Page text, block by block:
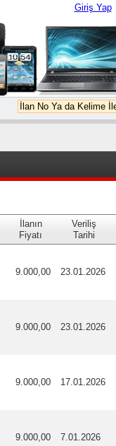
Giriş Yap
İlanın
Fiyatı
Veriliş
Tarihi
9.000,00 23.01.2026
9.000,00 23.01.2026
9.000,00 17.01.2026
9.000,00 7.01.2026